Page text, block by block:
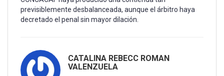
previsiblemente desbalanceada, aunque el árbitro haya
decretado el penal sin mayor dilación.
CATALINA REBECC ROMAN
VALENZUELA